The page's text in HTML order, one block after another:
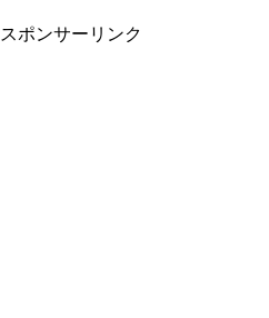
スポンサーリンク